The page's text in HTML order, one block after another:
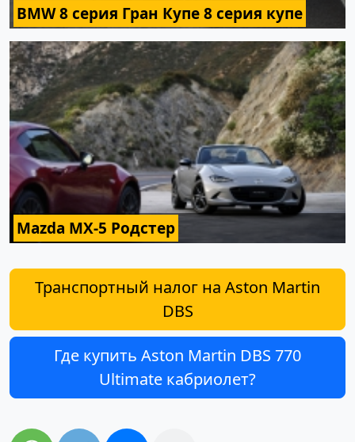
BMW 8 серия Гран Купе 8 серия купе
Mazda MX-5 Родстер
Транспортный налог на Aston Martin
DBS
Где купить Aston Martin DBS 770
Ultimate кабриолет?